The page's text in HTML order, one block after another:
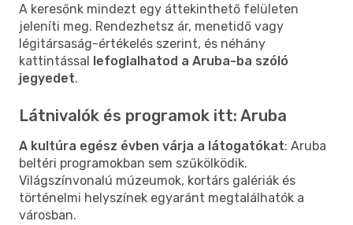
A keresőnk mindezt egy áttekinthető felületen
jeleníti meg. Rendezhetsz ár, menetidő vagy
légitársaság-értékelés szerint, és néhány
kattintással lefoglalhatod a Aruba-ba szóló
jegyedet.
Látnivalók és programok itt: Aruba
A kultúra egész évben várja a látogatókat: Aruba
beltéri programokban sem szűkölködik.
Világszínvonalú múzeumok, kortárs galériák és
történelmi helyszínek egyaránt megtalálhatók a
városban.